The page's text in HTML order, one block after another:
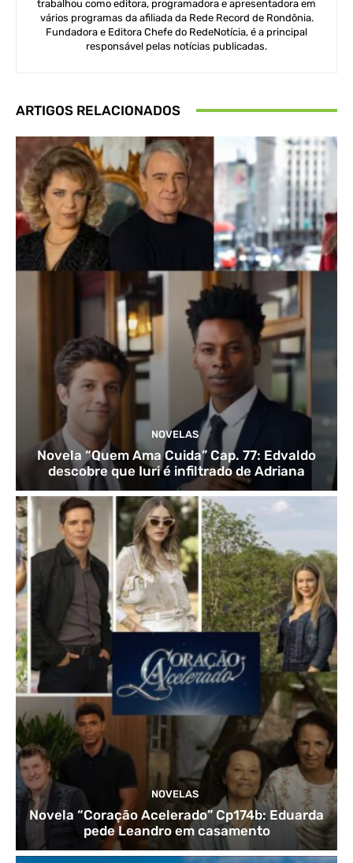
trabalhou como editora, programadora e apresentadora em
vários programas da afiliada da Rede Record de Rondônia.
Fundadora e Editora Chefe do RedeNotícia, é a principal
responsável pelas notícias publicadas.
ARTIGOS RELACIONADOS
NOVELAS
Novela “Quem Ama Cuida” Cap. 77: Edvaldo
descobre que Iuri é infiltrado de Adriana
NOVELAS
Novela “Coração Acelerado” Cp174b: Eduarda
pede Leandro em casamento